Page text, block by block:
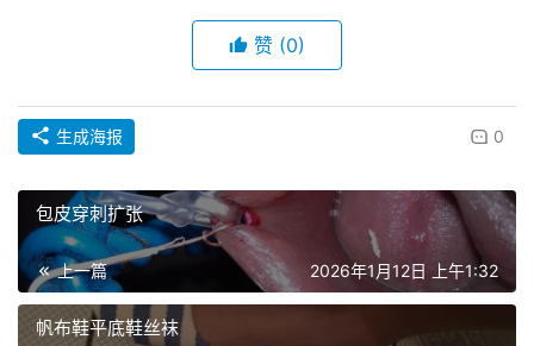
频
口
味
露
出
赞 (0)
生成海报 0
包皮穿刺扩张
上一篇 2026年1月12日 上午1:32
帆布鞋平底鞋丝袜